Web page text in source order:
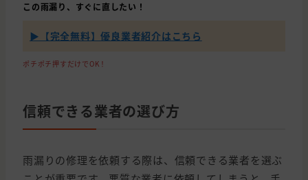
この雨漏り、すぐに直したい！
▶【完全無料】優良業者紹介はこちら
ポチポチ押すだけでOK！
信頼できる業者の選び方
雨漏りの修理を依頼する際は、信頼できる業者を選ぶ